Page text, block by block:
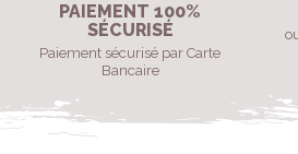
PAIEMENT 100%
SÉCURISÉ
Paiement sécurisé par Carte
Bancaire